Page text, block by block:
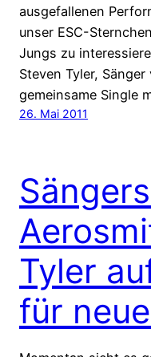
ausgefallenen
unser ESC-
Jungs zu
Steven Tyler,
gemeinsame Single
26. Mai 2011
Tyler
für